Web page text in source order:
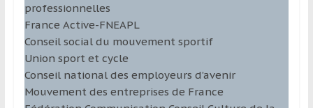
professionnelles
France Active-FNEAPL
Conseil social du mouvement sportif
Union sport et cycle
Conseil national des employeurs d’avenir
Mouvement des entreprises de France